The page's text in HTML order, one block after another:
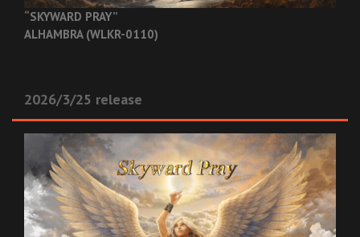
“SKYWARD PRAY”
ALHAMBRA (WLKR-0110)
2026/3/25 release